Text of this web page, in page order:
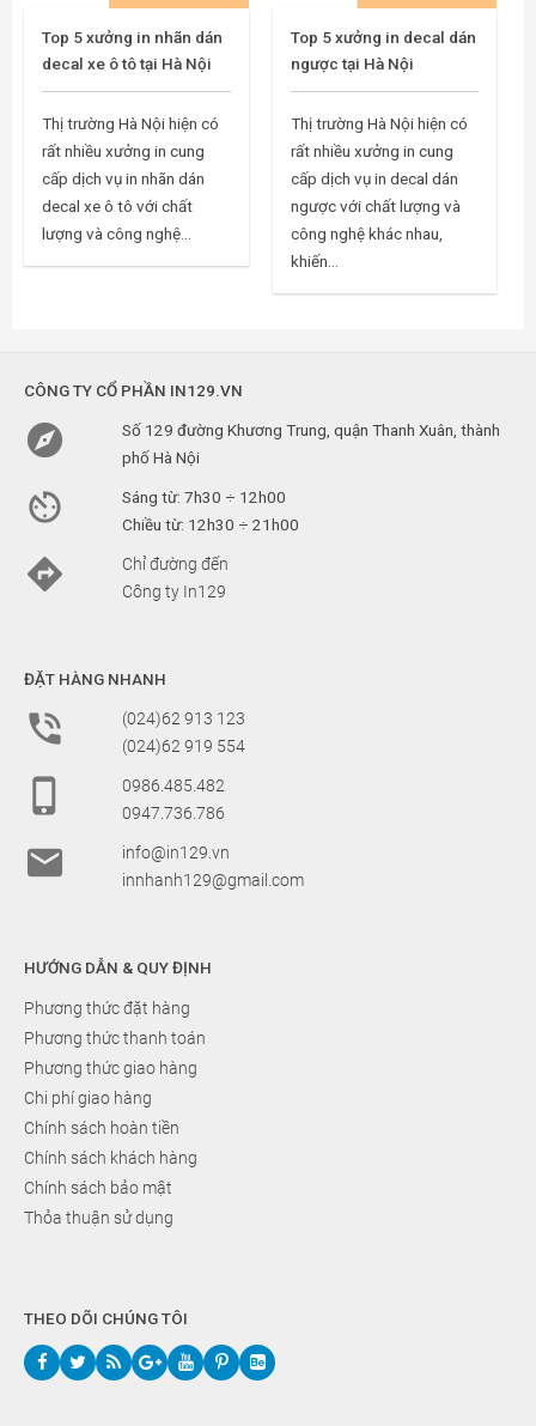
Top 5 xưởng in nhãn dán
decal xe ô tô tại Hà Nội
Thị trường Hà Nội hiện có
rất nhiều xưởng in cung
cấp dịch vụ in nhãn dán
decal xe ô tô với chất
lượng và công nghệ...
Top 5 xưởng in decal dán
ngược tại Hà Nội
Thị trường Hà Nội hiện có
rất nhiều xưởng in cung
cấp dịch vụ in decal dán
ngược với chất lượng và
công nghệ khác nhau,
khiến...
CÔNG TY CỔ PHẦN IN129.VN

Số 129 đường Khương Trung, quận Thanh Xuân, thành
phố Hà Nội

Sáng từ: 7h30 ÷ 12h00
Chiều từ: 12h30 ÷ 21h00

Chỉ đường đến
Công ty In129
ĐẶT HÀNG NHANH

(024)62 913 123
(024)62 919 554

0986.485.482
0947.736.786

info@in129.vn
innhanh129@gmail.com
HƯỚNG DẪN & QUY ĐỊNH
Phương thức đặt hàng
Phương thức thanh toán
Phương thức giao hàng
Chi phí giao hàng
Chính sách hoàn tiền
Chính sách khách hàng
Chính sách bảo mật
Thỏa thuận sử dụng
THEO DÕI CHÚNG TÔI